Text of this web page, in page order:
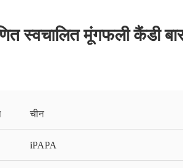
स्वचालित मूंगफली कैंडी
चीन
iPAPA